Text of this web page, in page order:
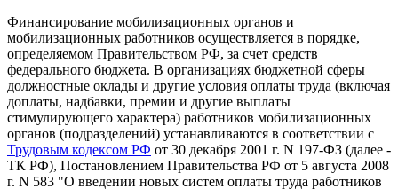
Финансирование мобилизационных органов и
мобилизационных работников осуществляется в порядке,
определяемом Правительством РФ, за счет средств
федерального бюджета. В организациях бюджетной сферы
должностные оклады и другие условия оплаты труда (включая
доплаты, надбавки, премии и другие выплаты
стимулирующего характера) работников мобилизационных
органов (подразделений) устанавливаются в соответствии с
Трудовым кодексом РФ от 30 декабря 2001 г. N 197-ФЗ (далее -
ТК РФ), Постановлением Правительства РФ от 5 августа 2008
г. N 583 "О введении новых систем оплаты труда работников